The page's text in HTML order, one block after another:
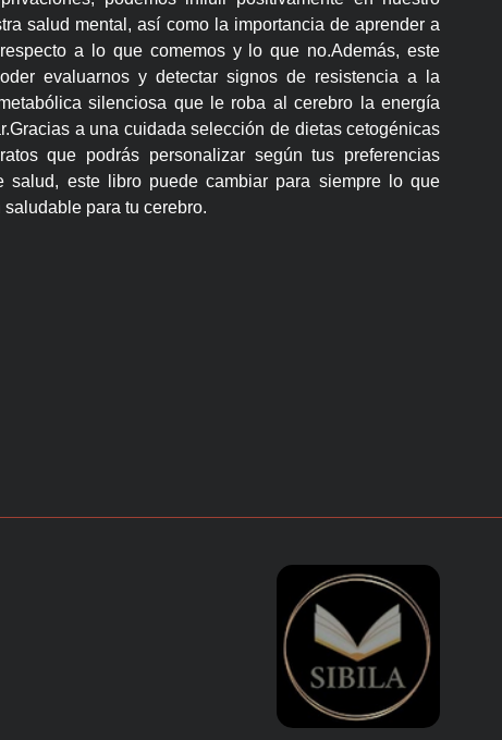
salud mental, así como la importancia de aprender a
a lo que comemos y lo que no.Además, este
evaluarnos y detectar signos de resistencia a la
silenciosa que le roba al cerebro la energía
a una cuidada selección de dietas cetogénicas
que podrás personalizar según tus preferencias
salud, este libro puede cambiar para siempre lo que
para tu cerebro.